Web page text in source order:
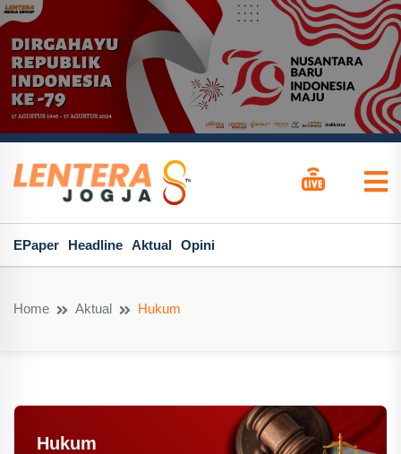
EPaper Headline Aktual Opini
Home Aktual Hukum
Hukum